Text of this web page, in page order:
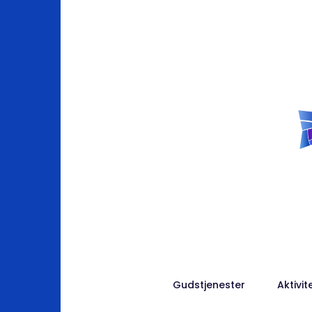
Gudstjenester